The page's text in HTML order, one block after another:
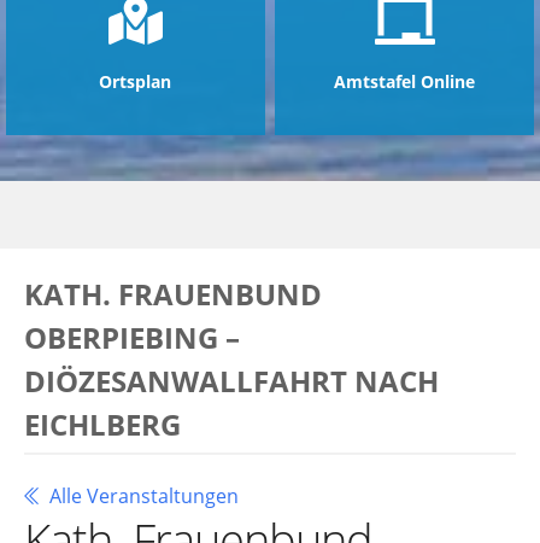
Ortsplan Amtstafel Online
KATH. FRAUENBUND
OBERPIEBING –
DIÖZESANWALLFAHRT NACH
EICHLBERG
Alle Veranstaltungen